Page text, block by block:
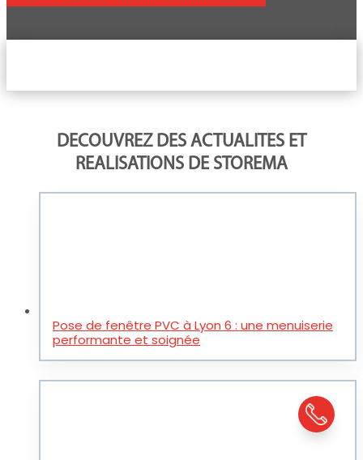
DECOUVREZ DES ACTUALITES ET
REALISATIONS DE STOREMA
Pose de fenêtre PVC à Lyon 6 : une menuiserie
performante et soignée